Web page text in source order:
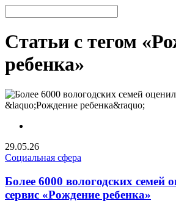
Статьи с тегом
ребенка»
29.05.26
Социальная сфера
Более 6000 вологодских семей
сервис «Рождение ребенка»